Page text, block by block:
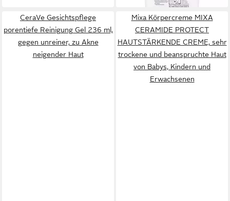
CeraVe Gesichtspflege
porentiefe Reinigung Gel 236 ml,
gegen unreiner, zu Akne
neigender Haut
Mixa Körpercreme MIXA
CERAMIDE PROTECT
HAUTSTÄRKENDE CREME, sehr
trockene und beanspruchte Haut
von Babys, Kindern und
Erwachsenen